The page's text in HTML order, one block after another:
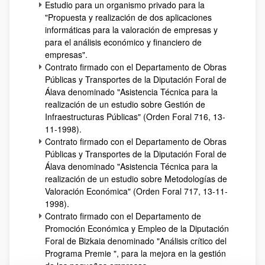
Estudio para un organismo privado para la
"Propuesta y realización de dos aplicaciones
informáticas para la valoración de empresas y
para el análisis económico y financiero de
empresas".
Contrato firmado con el Departamento de Obras
Públicas y Transportes de la Diputación Foral de
Álava denominado "Asistencia Técnica para la
realización de un estudio sobre Gestión de
Infraestructuras Públicas" (Orden Foral 716, 13-
11-1998).
Contrato firmado con el Departamento de Obras
Públicas y Transportes de la Diputación Foral de
Álava denominado "Asistencia Técnica para la
realización de un estudio sobre Metodologías de
Valoración Económica" (Orden Foral 717, 13-11-
1998).
Contrato firmado con el Departamento de
Promoción Económica y Empleo de la Diputación
Foral de Bizkaia denominado "Análisis crítico del
Programa Premie ", para la mejora en la gestión